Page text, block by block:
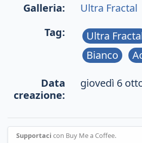
Galleria:
Ultra Fractal
Tag:
Ultra
Bianco
Data
creazione:
giovedì 6
Supportaci con Buy Me a Coffee.